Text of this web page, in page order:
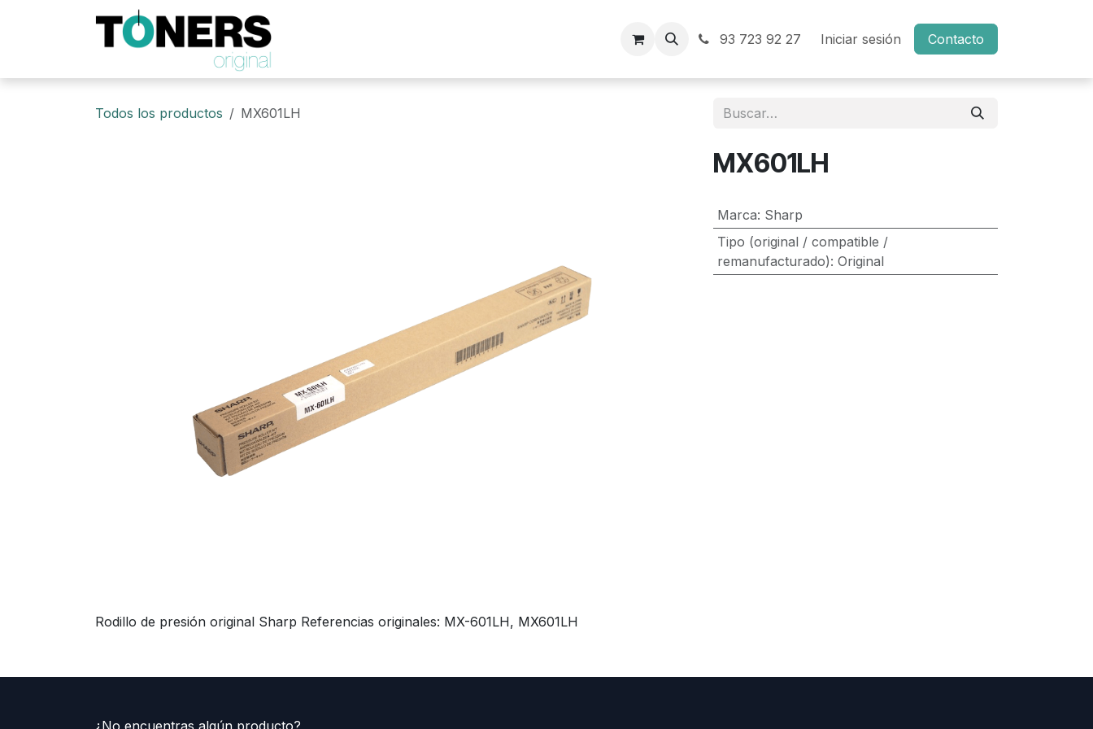
93 723 92 27 Iniciar sesión Contacto
Todos los productos MX601LH
Rodillo de presión original Sharp Referencias originales: MX-601LH, MX601LH
MX601LH
Marca: Sharp
Tipo (original / compatible /
remanufacturado): Original
¿No encuentras algún producto?